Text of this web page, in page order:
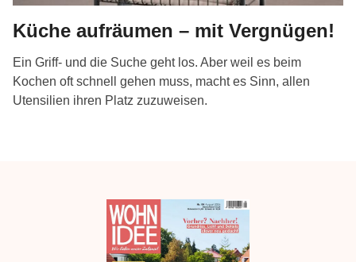
Küche aufräumen – mit Vergnügen!
Ein Griff- und die Suche geht los. Aber weil es beim
Kochen oft schnell gehen muss, macht es Sinn, allen
Utensilien ihren Platz zuzuweisen.